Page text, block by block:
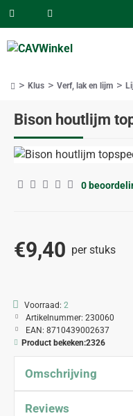
Bison houtlijm
Klus Verf, lak en lijm
0
€9,40 per stuks
Voorraad: 2
Artikelnummer: 230060
EAN: 8710439002637
Product bekeken:2326
Omschrijving
Reviews